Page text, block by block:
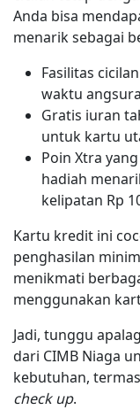
Anda bisa
menarik sebagai
Fasilitas
waktu
Gratis iuran
untuk kartu
Poin Xtra
hadiah
kelipatan Rp
Kartu kredit ini
penghasilan
menikmati
menggunakan
Jadi, tunggu
dari CIMB Niaga
kebutuhan,
check up.